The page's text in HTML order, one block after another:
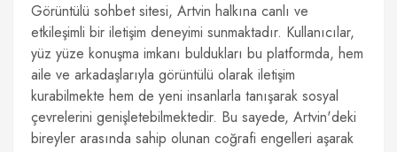
Görüntülü sohbet sitesi, Artvin halkına canlı ve
etkileşimli bir iletişim deneyimi sunmaktadır. Kullanıcılar,
yüz yüze konuşma imkanı buldukları bu platformda, hem
aile ve arkadaşlarıyla görüntülü olarak iletişim
kurabilmekte hem de yeni insanlarla tanışarak sosyal
çevrelerini genişletebilmektedir. Bu sayede, Artvin'deki
bireyler arasında sahip olunan coğrafi engelleri aşarak